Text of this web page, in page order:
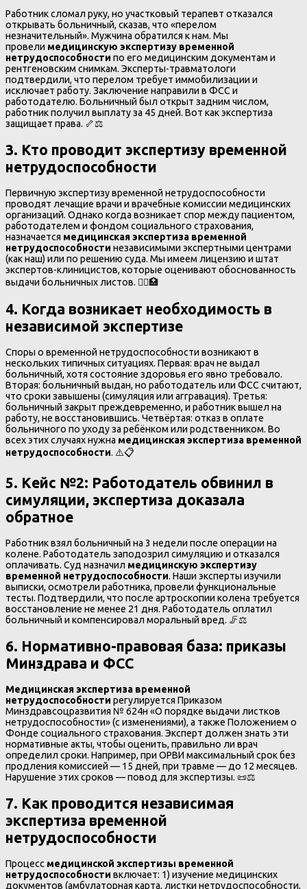
Работник сломал руку, но участковый терапевт отказался
открывать больничный, сказав, что «перелом
незначительный». Мужчина обратился к нам. Мы
провели медицинскую экспертизу временной
нетрудоспособности по его медицинским документам и
рентгеновским снимкам. Эксперты-травматологи
подтвердили, что перелом требует иммобилизации и
исключает работу. Заключение направили в ФСС и
работодателю. Больничный был открыт задним числом,
работник получил выплату за 45 дней. Вот как экспертиза
защищает права. 🦴⚖️
3. Кто проводит экспертизу временной
нетрудоспособности
Первичную экспертизу временной нетрудоспособности
проводят лечащие врачи и врачебные комиссии медицинских
организаций. Однако когда возникает спор между пациентом,
работодателем и фондом социального страхования,
назначается медицинская экспертиза временной
нетрудоспособности независимыми экспертными центрами
(как наш) или по решению суда. Мы имеем лицензию и штат
экспертов-клиницистов, которые оценивают обоснованность
выдачи больничных листов. 👨‍⚕️🏥
4. Когда возникает необходимость в
независимой экспертизе
Споры о временной нетрудоспособности возникают в
нескольких типичных ситуациях. Первая: врач не выдал
больничный, хотя состояние здоровья его явно требовало.
Вторая: больничный выдан, но работодатель или ФСС считают,
что сроки завышены (симуляция или аггравация). Третья:
больничный закрыт преждевременно, и работник вышел на
работу, не восстановившись. Четвёртая: отказ в оплате
больничного по уходу за ребёнком или родственником. Во
всех этих случаях нужна медицинская экспертиза временной
нетрудоспособности. ⚠️📋
5. Кейс №2: Работодатель обвинил в
симуляции, экспертиза доказала
обратное
Работник взял больничный на 3 недели после операции на
колене. Работодатель заподозрил симуляцию и отказался
оплачивать. Суд назначил медицинскую экспертизу
временной нетрудоспособности. Наши эксперты изучили
выписки, осмотрели работника, провели функциональные
тесты. Подтвердили, что после артроскопии колена требуется
восстановление не менее 21 дня. Работодатель оплатил
больничный и компенсировал моральный вред. 🦵⚖️
6. Нормативно-правовая база: приказы
Минздрава и ФСС
Медицинская экспертиза временной
нетрудоспособности регулируется Приказом
Минздравсоцразвития № 624н «О порядке выдачи листков
нетрудоспособности» (с изменениями), а также Положением о
Фонде социального страхования. Эксперт должен знать эти
нормативные акты, чтобы оценить, правильно ли врач
определил сроки. Например, при ОРВИ максимальный срок без
продления комиссией — 15 дней, при травме — до 12 месяцев.
Нарушение этих сроков — повод для экспертизы. 📜⚖️
7. Как проводится независимая
экспертиза временной
нетрудоспособности
Процесс медицинской экспертизы временной
нетрудоспособности включает: 1) изучение медицинских
документов (амбулаторная карта, листки нетрудоспособности,